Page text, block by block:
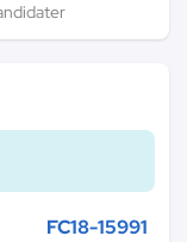
FC18-15991